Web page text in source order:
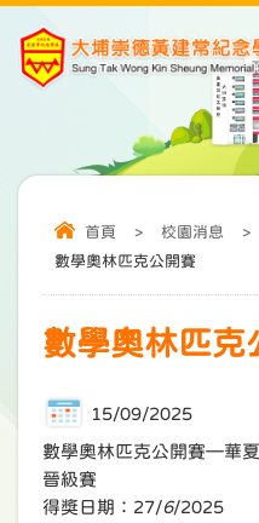
首頁 > 校園消息 >
數學奧林匹克公開賽
數學奧林匹克
15/09/2025
數學奧林匹克公開賽—華
晉級賽
得獎日期：27/6/2025